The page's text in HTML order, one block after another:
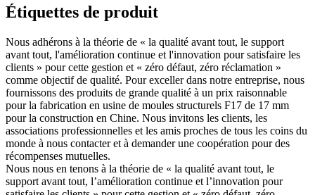
Étiquettes de produit
Nous adhérons à la théorie de « la qualité avant tout, le support
avant tout, l'amélioration continue et l'innovation pour satisfaire les
clients » pour cette gestion et « zéro défaut, zéro réclamation »
comme objectif de qualité. Pour exceller dans notre entreprise, nous
fournissons des produits de grande qualité à un prix raisonnable
pour la fabrication en usine de moules structurels F17 de 17 mm
pour la construction en Chine. Nous invitons les clients, les
associations professionnelles et les amis proches de tous les coins du
monde à nous contacter et à demander une coopération pour des
récompenses mutuelles.
Nous nous en tenons à la théorie de « la qualité avant tout, le
support avant tout, l’amélioration continue et l’innovation pour